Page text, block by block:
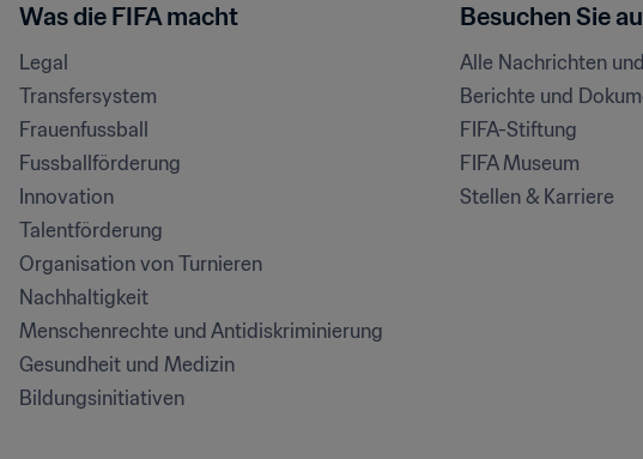
Was die FIFA macht
Legal
Transfersystem
Frauenfussball
Fussballförderung
Innovation
Talentförderung
Organisation von Turnieren
Nachhaltigkeit
Menschenrechte und Antidiskriminierung
Gesundheit und Medizin
Bildungsinitiativen
Besuchen Sie
Alle Nachrichten
Berichte und
FIFA-Stiftung
FIFA Museum
Stellen & Karriere